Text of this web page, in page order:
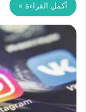
أكمل القراءة »